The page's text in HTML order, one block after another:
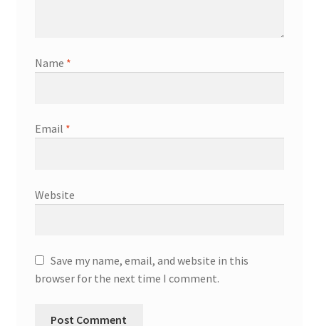
Name *
Email *
Website
Save my name, email, and website in this
browser for the next time I comment.